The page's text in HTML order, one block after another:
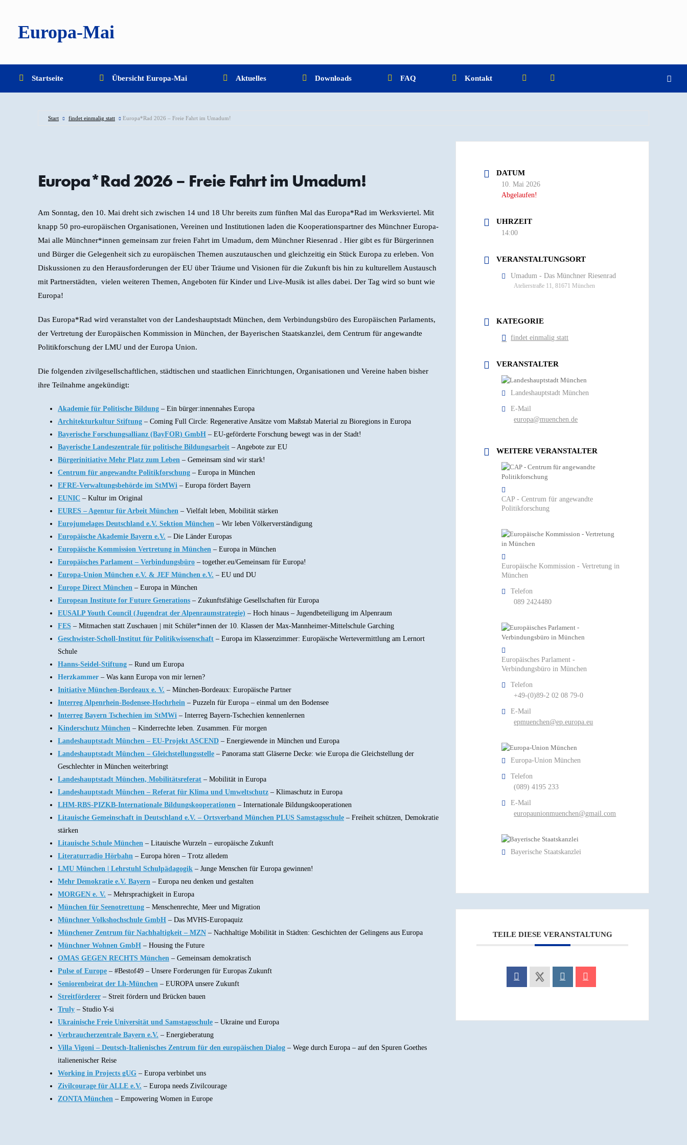
Europa-Mai
Startseite Übersicht Europa-Mai Aktuelles Downloads FAQ Kontakt
Start findet einmalig statt Europa*Rad 2026 – Freie Fahrt im Umadum!
Europa*Rad 2026 – Freie Fahrt im Umadum!
Am Sonntag, den 10. Mai dreht sich zwischen 14 und 18 Uhr bereits zum fünften Mal das Europa*Rad im Werksviertel. Mit
knapp 50 pro-europäischen Organisationen, Vereinen und Institutionen laden die Kooperationspartner des Münchner Europa-
Mai alle Münchner*innen gemeinsam zur freien Fahrt im Umadum, dem Münchner Riesenrad . Hier gibt es für Bürgerinnen
und Bürger die Gelegenheit sich zu europäischen Themen auszutauschen und gleichzeitig ein Stück Europa zu erleben. Von
Diskussionen zu den Herausforderungen der EU über Träume und Visionen für die Zukunft bis hin zu kulturellem Austausch
mit Partnerstädten, vielen weiteren Themen, Angeboten für Kinder und Live-Musik ist alles dabei. Der Tag wird so bunt wie
Europa!
Das Europa*Rad wird veranstaltet von der Landeshauptstadt München, dem Verbindungsbüro des Europäischen Parlaments,
der Vertretung der Europäischen Kommission in München, der Bayerischen Staatskanzlei, dem Centrum für angewandte
Politikforschung der LMU und der Europa Union.
Die folgenden zivilgesellschaftlichen, städtischen und staatlichen Einrichtungen, Organisationen und Vereine haben bisher
ihre Teilnahme angekündigt:
Akademie für Politische Bildung – Ein bürger:innennahes Europa
Architekturkultur Stiftung – Coming Full Circle: Regenerative Ansätze vom Maßstab Material zu Bioregions in Europa
Bayerische Forschungsallianz (BayFOR) GmbH – EU-geförderte Forschung bewegt was in der Stadt!
Bayerische Landeszentrale für politische Bildungsarbeit – Angebote zur EU
Bürgerinitiative Mehr Platz zum Leben – Gemeinsam sind wir stark!
Centrum für angewandte Politikforschung – Europa in München
EFRE-Verwaltungsbehörde im StMWi – Europa fördert Bayern
EUNIC – Kultur im Original
EURES – Agentur für Arbeit München – Vielfalt leben, Mobilität stärken
Eurojumelages Deutschland e.V. Sektion München – Wir leben Völkerverständigung
Europäische Akademie Bayern e.V. – Die Länder Europas
Europäische Kommission Vertretung in München – Europa in München
Europäisches Parlament – Verbindungsbüro – together.eu/Gemeinsam für Europa!
Europa-Union München e.V. & JEF München e.V. – EU und DU
Europe Direct München – Europa in München
European Institute for Future Generations – Zukunftsfähige Gesellschaften für Europa
EUSALP Youth Council (Jugendrat der Alpenraumstrategie) – Hoch hinaus – Jugendbeteiligung im Alpenraum
FES – Mitmachen statt Zuschauen | mit Schüler*innen der 10. Klassen der Max-Mannheimer-Mittelschule Garching
Geschwister-Scholl-Institut für Politikwissenschaft – Europa im Klassenzimmer: Europäische Wertevermittlung am Lernort
Schule
Hanns-Seidel-Stiftung – Rund um Europa
Herzkammer – Was kann Europa von mir lernen?
Initiative München-Bordeaux e. V. – München-Bordeaux: Europäische Partner
Interreg Alpenrhein-Bodensee-Hochrhein – Puzzeln für Europa – einmal um den Bodensee
Interreg Bayern Tschechien im StMWi – Interreg Bayern-Tschechien kennenlernen
Kinderschutz München – Kinderrechte leben. Zusammen. Für morgen
Landeshauptstadt München – EU-Projekt ASCEND – Energiewende in München und Europa
Landeshauptstadt München – Gleichstellungsstelle – Panorama statt Gläserne Decke: wie Europa die Gleichstellung der
Geschlechter in München weiterbringt
Landeshauptstadt München, Mobilitätsreferat – Mobilität in Europa
Landeshauptstadt München – Referat für Klima und Umweltschutz – Klimaschutz in Europa
LHM-RBS-PIZKB-Internationale Bildungskooperationen – Internationale Bildungskooperationen
Litauische Gemeinschaft in Deutschland e.V. – Ortsverband München PLUS Samstagsschule – Freiheit schützen, Demokratie
stärken
Litauische Schule München – Litauische Wurzeln – europäische Zukunft
Literaturradio Hörbahn – Europa hören – Trotz alledem
LMU München | Lehrstuhl Schulpädagogik – Junge Menschen für Europa gewinnen!
Mehr Demokratie e.V. Bayern – Europa neu denken und gestalten
MORGEN e. V. – Mehrsprachigkeit in Europa
München für Seenotrettung – Menschenrechte, Meer und Migration
Münchner Volkshochschule GmbH – Das MVHS-Europaquiz
Münchener Zentrum für Nachhaltigkeit – MZN – Nachhaltige Mobilität in Städten: Geschichten der Gelingens aus Europa
Münchner Wohnen GmbH – Housing the Future
OMAS GEGEN RECHTS München – Gemeinsam demokratisch
Pulse of Europe – #Bestof49 – Unsere Forderungen für Europas Zukunft
Seniorenbeirat der Lh-München – EUROPA unsere Zukunft
Streitförderer – Streit fördern und Brücken bauen
Truly – Studio Y-si
Ukrainische Freie Universität und Samstagsschule – Ukraine und Europa
Verbraucherzentrale Bayern e.V. – Energieberatung
Villa Vigoni – Deutsch-Italienisches Zentrum für den europäischen Dialog – Wege durch Europa – auf den Spuren Goethes
italienenischer Reise
Working in Projects gUG – Europa verbinbet uns
Zivilcourage für ALLE e.V. – Europa needs Zivilcourage
ZONTA München – Empowering Women in Europe
DATUM
10. Mai 2026
Abgelaufen!
UHRZEIT
14:00
VERANSTALTUNGSORT
Umadum - Das Münchner Riesenrad
Atelierstraße 11, 81671 München
KATEGORIE
findet einmalig statt
VERANSTALTER
Landeshauptstadt München
E-Mail
europa@muenchen.de
WEITERE VERANSTALTER
CAP - Centrum für angewandte
Politikforschung
Europäische Kommission - Vertretung in
München
Telefon
089 2424480
Europäisches Parlament -
Verbindungsbüro in München
Telefon
+49-(0)89-2 02 08 79-0
E-Mail
epmuenchen@ep.europa.eu
Europa-Union München
Telefon
(089) 4195 233
E-Mail
europaunionmuenchen@gmail.com
Bayerische Staatskanzlei
TEILE DIESE VERANSTALTUNG